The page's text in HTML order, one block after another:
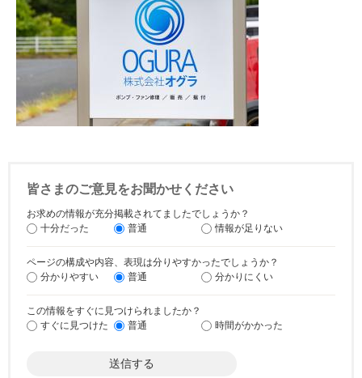
皆さまのご意見をお聞かせください
お求めの情報が充分掲載されてましたでしょうか？
十分だった
普通 情報が足りない
ページの構成や内容、表現は分りやすかったでしょうか？
分かりやすい
普通 分かりにくい
この情報をすぐに見つけられましたか？
すぐに見つけた
普通 時間がかかった